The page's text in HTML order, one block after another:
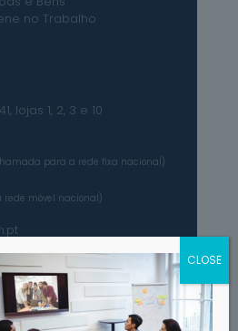
no Trabalho
lojas 1, 2, 3 e 10
para a rede fixa nacional)
móvel nacional)